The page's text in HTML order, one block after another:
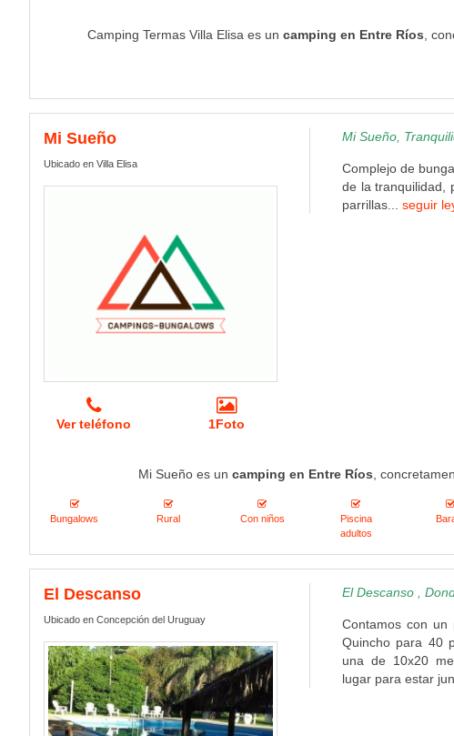
Camping Termas Villa Elisa es un camping en Entre Ríos ,
Mi Sueño
Ubicado en Villa Elisa
Ver teléfono 1Foto
Mi Sueño,
Complejo de
de la tranquilidad,
parrillas... seguir
Mi Sueño es un camping en Entre Ríos ,
Bungalows Rural Con niños
Piscina
adultos
El Descanso
Ubicado en Concepción del Uruguay
El Descanso ,
Contamos con un
Quincho para 40
una de 10x20
lugar para estar